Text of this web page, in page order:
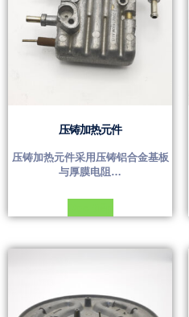
压铸加热元件
压铸加热元件采用压铸铝合金基板
与厚膜电阻…